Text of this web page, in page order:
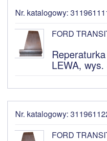
Nr. katalogowy:
FORD
LEWA,
Nr. katalogowy:
FORD